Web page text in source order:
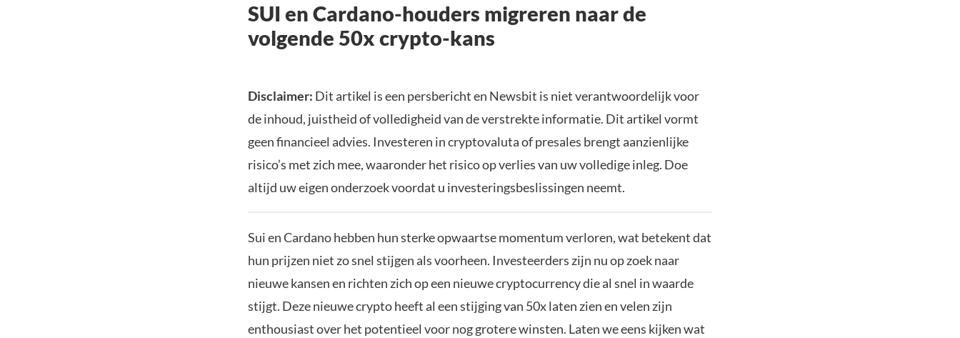
SUI en Cardano-houders migreren naar de
volgende 50x crypto-kans
Disclaimer: Dit artikel is een persbericht en Newsbit is niet verantwoordelijk voor
de inhoud, juistheid of volledigheid van de verstrekte informatie. Dit artikel vormt
geen financieel advies. Investeren in cryptovaluta of presales brengt aanzienlijke
risico’s met zich mee, waaronder het risico op verlies van uw volledige inleg. Doe
altijd uw eigen onderzoek voordat u investeringsbeslissingen neemt.
Sui en Cardano hebben hun sterke opwaartse momentum verloren, wat betekent dat
hun prijzen niet zo snel stijgen als voorheen. Investeerders zijn nu op zoek naar
nieuwe kansen en richten zich op een nieuwe cryptocurrency die al snel in waarde
stijgt. Deze nieuwe crypto heeft al een stijging van 50x laten zien en velen zijn
enthousiast over het potentieel voor nog grotere winsten. Laten we eens kijken wat